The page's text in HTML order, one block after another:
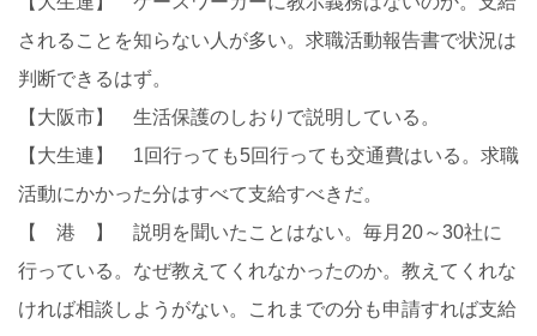
されることを知らない人が多い。求職活動報告書で状況は
判断できるはず。
【大阪市】 生活保護のしおりで説明している。
【大生連】 1回行っても5回行っても交通費はいる。求職
活動にかかった分はすべて支給すべきだ。
【 港 】 説明を聞いたことはない。毎月20～30社に
行っている。なぜ教えてくれなかったのか。教えてくれな
ければ相談しようがない。これまでの分も申請すれば支給